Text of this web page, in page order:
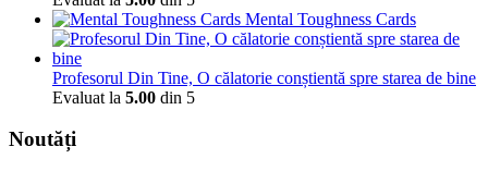
Mental Toughness Cards
Profesorul Din Tine, O călatorie conștientă spre starea de bine
Evaluat la 5.00 din 5
Noutăți